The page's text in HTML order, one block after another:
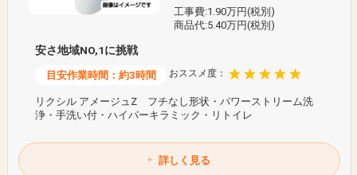
工事費:1.90万円(税別)
商品代:5.40万円(税別)
安さ地域NO,1に挑戦
目安作業時間：約3時間 おススメ度：
リクシル アメージュZ フチなし形状・パワーストリーム洗
浄・手洗い付・ハイパーキラミック・リトイレ
詳しく見る